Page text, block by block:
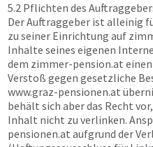
5.2 Pflichten des
Der Auftraggeber ist alleinig
zu seiner Einrichtung auf
Inhalte seines eigenen
dem zimmer-pension.at
Verstoß gegen gesetzliche
www.graz-pensionen.at
behält sich aber das Recht
Inhalt nicht zu verlinken.
pensionen.at aufgrund der